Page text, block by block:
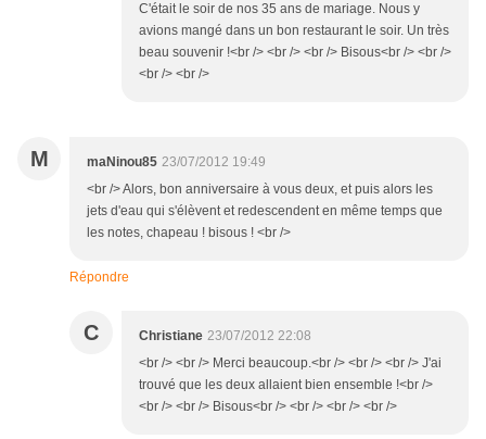
C'était le soir de nos 35 ans de mariage. Nous y
avions mangé dans un bon restaurant le soir. Un très
beau souvenir !<br /> <br /> <br /> Bisous<br /> <br />
<br /> <br />
M maNinou85 23/07/2012 19:49
<br /> Alors, bon anniversaire à vous deux, et puis alors les
jets d'eau qui s'élèvent et redescendent en même temps que
les notes, chapeau ! bisous ! <br />
Répondre
C Christiane 23/07/2012 22:08
<br /> <br /> Merci beaucoup.<br /> <br /> <br /> J'ai
trouvé que les deux allaient bien ensemble !<br />
<br /> <br /> Bisous<br /> <br /> <br /> <br />